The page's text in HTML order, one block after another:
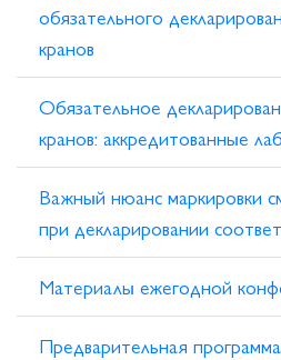
обязательного
кранов
Обязательное
кранов: аккредитованные
Важный нюанс маркировки
при декларировании
Материалы ежегодной
Предварительная